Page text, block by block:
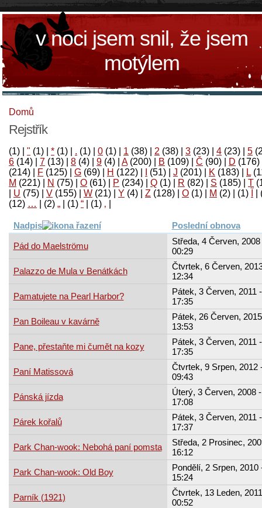
v noci jsem snil, že jsem
motýlem
Domů
Rejstřík
(1) " (1) * (1) . (1) 0 (1) 1 (38) 2 (38) 3 (23) 4 (23) 5
6 (14) 7 (13) 8 (4) 9 (4) A(200) B (109) Č (90) D (176)
(214)
F (125) G (69) H (122) (51) J (201) K (183) L
M (221) N (75) O (61) P (234) Q (1) R (82) S (185) T
U (75) V (155) W (21) Y (4) Z (128) Ο (1) М (2)
(1)
‚
(1)
“
(1)
„
(2)
…
(12)
Nadpis Poslední obnova
Pád do Maelströmu
Středa, 4 Červen, 2008
00:29
Palazzo de Mula v Benátkách
Čtvrtek, 6 Červen,
12:34
Pamatujete na Pearl Harbor?
Pátek, 3 Červen, 2011 -
17:35
Pan Boileau v kavárně
Pátek, 26 Červen,
13:53
Pane, přestaňte mi čumět na kozy
Pátek, 3 Červen, 2011 -
17:35
Paní Matissová
Čtvrtek, 9 Srpen, 2012
09:43
Pánská jízda
Úterý, 3 Červen, 2008 -
17:08
Párek kořalů
Pátek, 3 Červen, 2011 -
17:37
Park Chan-wook: Nebohá paní pomsta
Středa, 2 Prosinec,
16:12
Park Chan-wook: Old Boy
Pondělí, 2 Srpen, 2010
15:24
Parník (1921)
Čtvrtek, 13 Leden,
00:52